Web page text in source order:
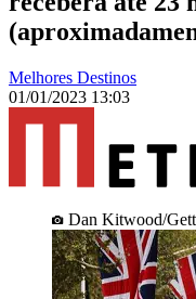
Melhores Destinos
01/01/2023 13:03
Dan Kitwood/